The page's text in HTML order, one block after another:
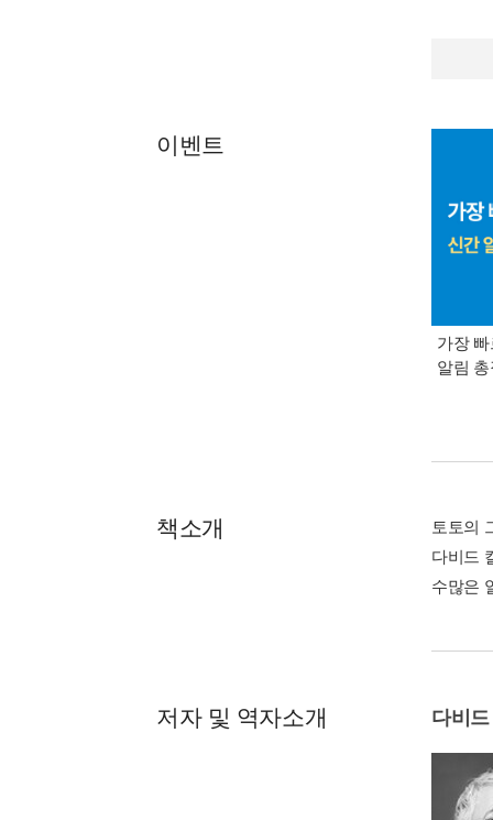
이벤트
가장
알림
책소개
토토의
다비드
수많은
저자 및 역자소개 다비